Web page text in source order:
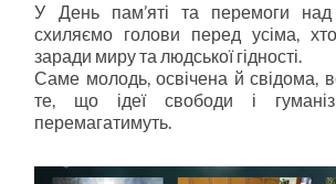
У День пам’яті та перемоги
схиляємо голови перед усіма,
заради миру та людської гідності.
Саме молодь, освічена й свідома,
те, що ідеї свободи і
перемагатимуть.